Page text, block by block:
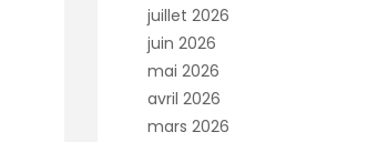
juillet 2026
juin 2026
mai 2026
avril 2026
mars 2026